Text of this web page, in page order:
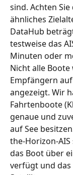
sind. Achten
ähnliches
DataHub
testweise das
Minuten oder
Nicht alle Boote
Empfängern
angezeigt. Wir
Fahrtenboote
genaue und
auf See
the-Horizon-
das Boot über
verfügt und das